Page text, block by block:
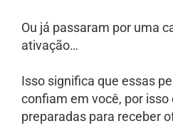
Ou já passaram por uma
ativação…
Isso significa que essas
confiam em você, por isso
preparadas para receber